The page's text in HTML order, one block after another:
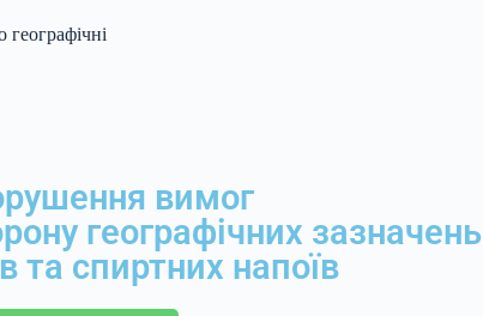
вимог
географічних зазначень
та спиртних напоїв